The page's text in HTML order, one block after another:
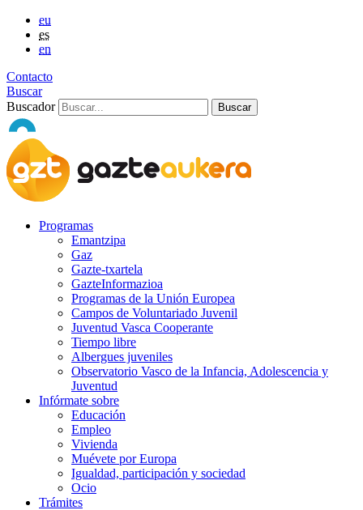
eu
es
en
Contacto
Buscar
Buscador
Programas
Emantzipa
Gaz
Gazte-txartela
GazteInformazioa
Programas de la Unión Europea
Campos de Voluntariado Juvenil
Juventud Vasca Cooperante
Tiempo libre
Albergues juveniles
Observatorio Vasco de la Infancia, Adolescencia y
Juventud
Infórmate sobre
Educación
Empleo
Vivienda
Muévete por Europa
Igualdad, participación y sociedad
Ocio
Trámites